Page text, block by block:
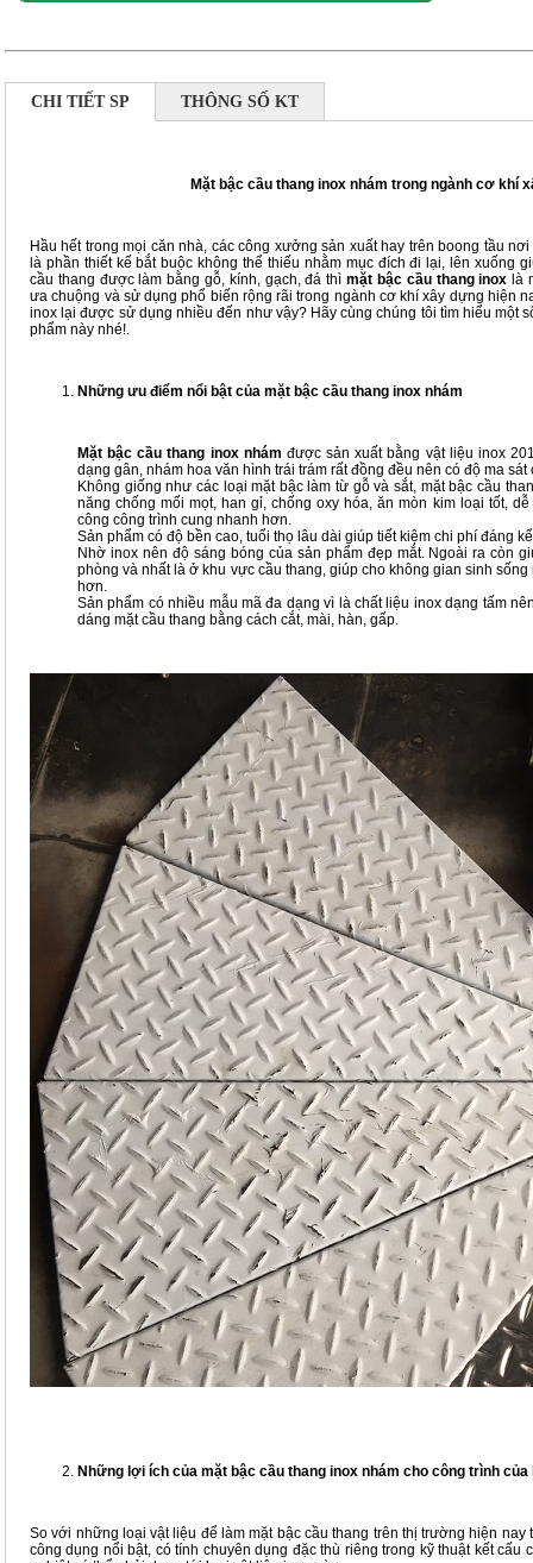
CHI TIẾT SP THÔNG SỐ KT
Mặt bậc cầu thang inox nhám trong ngành cơ khí
Hầu hết trong mọi căn nhà, các công xưởng sản xuất hay trên boong tầu
là phần thiết kế bắt buộc không thể thiếu nhằm mục đích đi lại, lên xuống
cầu thang được làm bằng gỗ, kính, gạch, đá thìmặt bậc cầu thang inox là
ưa chuộng và sử dụng phổ biến rộng rãi trong ngành cơ khí xây dựng hiện
inox lại được sử dụng nhiều đến như vậy? Hãy cùng chúng tôi tìm hiểu một
phẩm này nhé!.
Những ưu điểm nổi bật của mặt bậc cầu thang inox nhám
Mặt bậc cầu thang inox nhám được sản xuất bằng vật liệu inox
dạng gân, nhám hoa văn hình trái trám rất đồng đều nên có độ ma
Không giống như các loại mặt bậc làm từ gỗ và sắt, mặt bậc cầu
năng chống mối mọt, han gỉ, chống oxy hóa, ăn mòn kim loại tốt,
công công trình cung nhanh hơn.
Sản phẩm có độ bền cao, tuổi thọ lâu dài giúp tiết kiệm chi phí đáng kể
Nhờ inox nên độ sáng bóng của sản phẩm đẹp mắt. Ngoài ra còn
phòng và nhất là ở khu vực cầu thang, giúp cho không gian sinh
hơn.
Sản phẩm có nhiều mẫu mã đa dạng vì là chất liệu inox dạng tấm
dáng mặt cầu thang bằng cách cắt, mài, hàn, gấp.
Những lợi ích của mặt bậc cầu thang inox nhám cho công trình của
So với những loại vật liệu để làm mặt bậc cầu thang trên thị trường hiện
công dụng nổi bật, có tính chuyên dụng đặc thù riêng trong kỹ thuật kết